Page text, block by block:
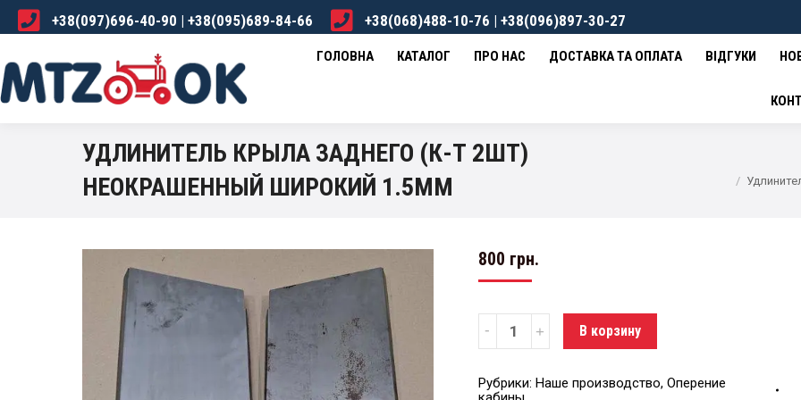
+38(097)696-40-90 | +38(095)689-84-66 +38(068)488-10-76 | +38(096)897-30-27
ГОЛОВНА КАТАЛОГ ПРО НАС ДОСТАВКА ТА ОПЛАТА ВІДГУКИ
УДЛИНИТЕЛЬ КРЫЛА ЗАДНЕГО (К-Т 2ШТ)
НЕОКРАШЕННЫЙ ШИРОКИЙ 1.5ММ
800 грн.
Количество В корзину
Рубрики: Наше производство, Оперение
ГОЛОВНА КАТАЛОГ ПРО НАС ДОСТАВКА ТА ОПЛАТА ВІДГУКИ НОВИНИ